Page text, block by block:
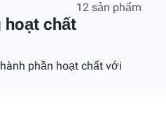
hoạt chất
12 sản phẩm
phần hoạt chất với